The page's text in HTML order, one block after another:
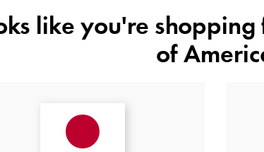
like you're shopping
of